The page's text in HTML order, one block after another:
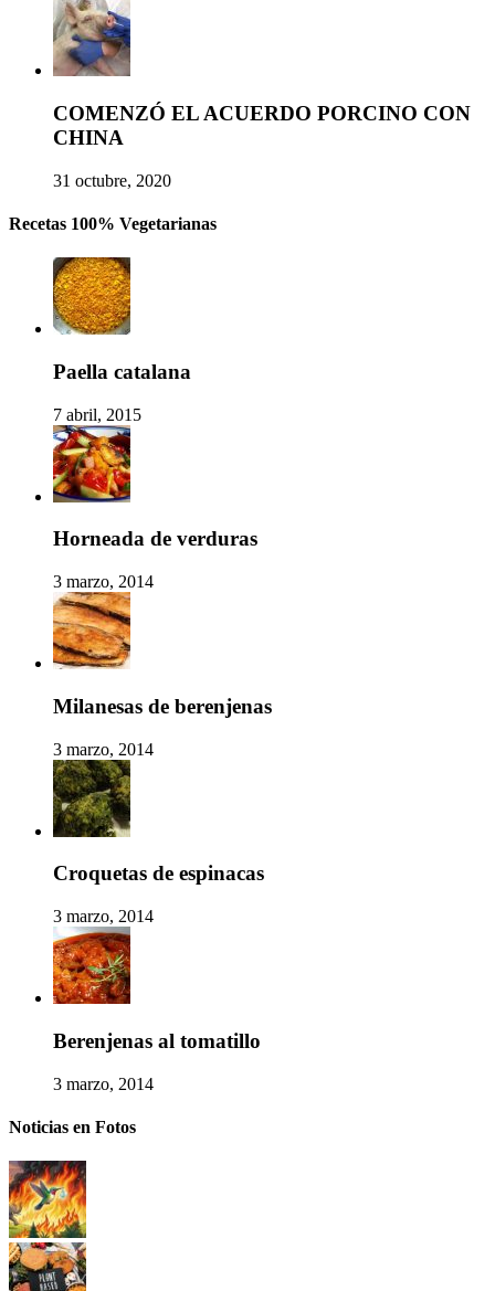
COMENZÓ EL ACUERDO PORCINO CON
CHINA
31 octubre, 2020
Recetas 100% Vegetarianas
Paella catalana
7 abril, 2015
Horneada de verduras
3 marzo, 2014
Milanesas de berenjenas
3 marzo, 2014
Croquetas de espinacas
3 marzo, 2014
Berenjenas al tomatillo
3 marzo, 2014
Noticias en Fotos